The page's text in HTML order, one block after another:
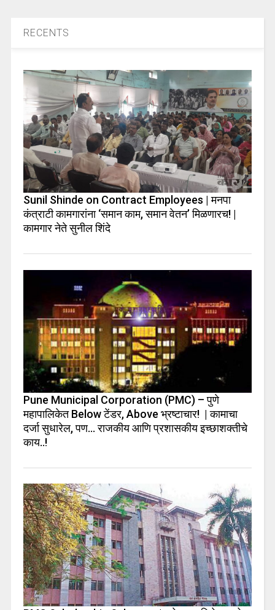
RECENTS
Sunil Shinde on Contract Employees | मनपा
कंत्राटी कामगारांना ‘समान काम, समान वेतन’ मिळणारच! |
कामगार नेते सुनील शिंदे
Pune Municipal Corporation (PMC) – पुणे
महापालिकेत Below टेंडर, Above भ्रष्टाचार! | कामाचा
दर्जा सुधारेल, पण… राजकीय आणि प्रशासकीय इच्छाशक्तीचे
काय..!